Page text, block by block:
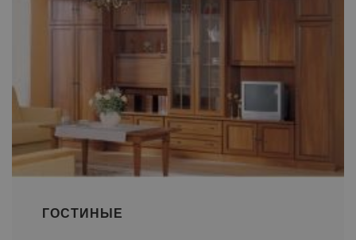
ГОСТИНЫЕ